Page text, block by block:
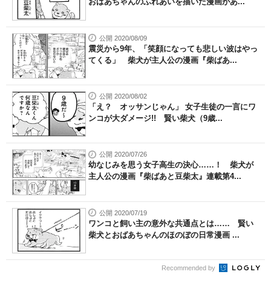
公開 2020/08/09
震災から9年、「笑顔になっても悲しい波はやっ
てくる」 柴犬が主人公の漫画『柴ばあ...
公開 2020/08/02
「え？ オッサンじゃん」 女子生徒の一言にワ
ンコが大ダメージ!! 賢い柴犬（9歳...
公開 2020/07/26
幼なじみを思う女子高生の決心……！ 柴犬が
主人公の漫画『柴ばあと豆柴太』連載第4...
公開 2020/07/19
ワンコと飼い主の意外な共通点とは…… 賢い
柴犬とおばあちゃんのほのぼの日常漫画 ...
Recommended by